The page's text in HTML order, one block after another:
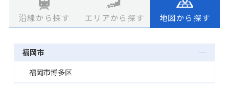
沿線から探す エリアから探す 地図から探す
福岡市
福岡市博多区